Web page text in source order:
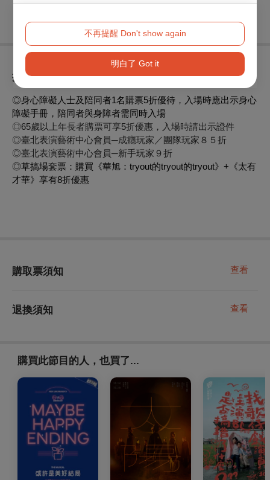
不再提醒 Don't show again
明白了 Got it
折扣方案
◎身心障礙人士及陪同者1名購票5折優待，入場時應出示身心
障礙手冊，陪同者與身障者需同時入場
◎65歲以上年長者購票可享5折優惠，入場時請出示證件
◎臺北表演藝術中心會員─成癮玩家／團隊玩家８５折
◎臺北表演藝術中心會員─新手玩家９折
◎草搞場套票：購買《華旭：tryout的tryout的tryout》+《太有
才華》享有8折優惠
購取票須知 查看
退換須知 查看
購買此節目的人，也買了...